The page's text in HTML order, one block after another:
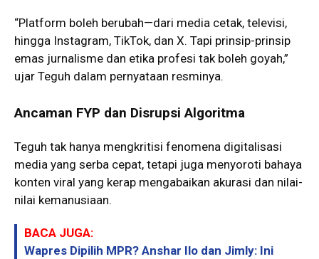
“Platform boleh berubah—dari media cetak, televisi,
hingga Instagram, TikTok, dan X. Tapi prinsip-prinsip
emas jurnalisme dan etika profesi tak boleh goyah,”
ujar Teguh dalam pernyataan resminya.
Ancaman FYP dan Disrupsi Algoritma
Teguh tak hanya mengkritisi fenomena digitalisasi
media yang serba cepat, tetapi juga menyoroti bahaya
konten viral yang kerap mengabaikan akurasi dan nilai-
nilai kemanusiaan.
BACA JUGA:
Wapres Dipilih MPR? Anshar Ilo dan Jimly: Ini